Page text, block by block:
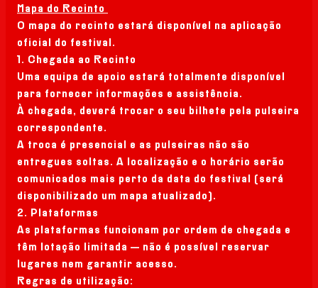
Mapa do Recinto
O mapa do recinto estará disponível na aplicação
oficial do festival.
1. Chegada ao Recinto
Uma equipa de apoio estará totalmente disponível
para fornecer informações e assistência.
À chegada, deverá trocar o seu bilhete pela pulseira
correspondente.
A troca é presencial e as pulseiras não são
entregues soltas. A localização e o horário serão
comunicados mais perto da data do festival (será
disponibilizado um mapa atualizado).
2. Plataformas
As plataformas funcionam por ordem de chegada e
têm lotação limitada — não é possível reservar
lugares nem garantir acesso.
Regras de utilização: